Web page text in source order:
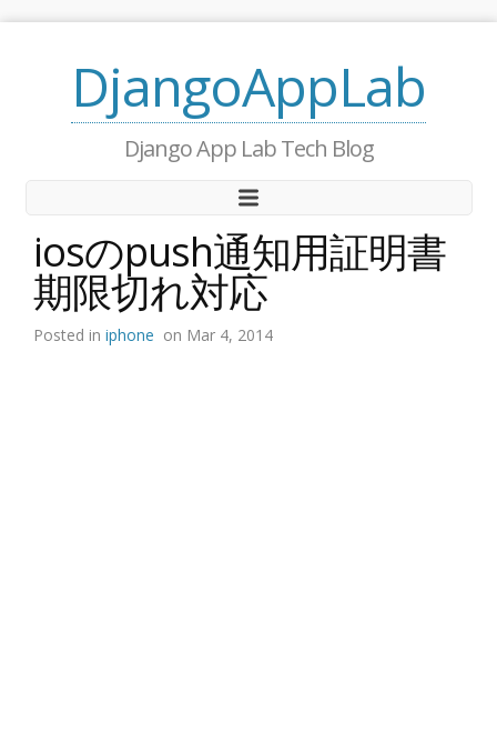
DjangoAppLab
Django App Lab Tech Blog
iosのpush通知用証明書
期限切れ対応
Posted in iphone on Mar 4, 2014